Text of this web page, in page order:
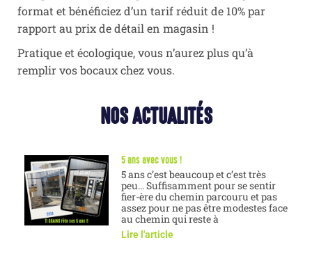
format et bénéficiez d’un tarif réduit de 10% par
rapport au prix de détail en magasin !
Pratique et écologique, vous n’aurez plus qu’à
remplir vos bocaux chez vous.
NOS ACTUALITÉS
5 ans avec vous !
5 ans c’est beaucoup et c’est très
peu… Suffisamment pour se sentir
fier-ère du chemin parcouru et pas
assez pour ne pas être modestes face
au chemin qui reste à
Lire l'article